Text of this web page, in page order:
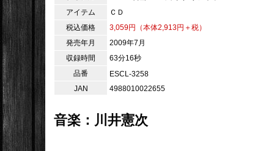
アイテム
ＣＤ
税込価格
3,059円（本体2,913円＋税）
発売年月
2009年7月
収録時間
63分16秒
品番
ESCL-3258
JAN
4988010022655
音楽：川井憲次